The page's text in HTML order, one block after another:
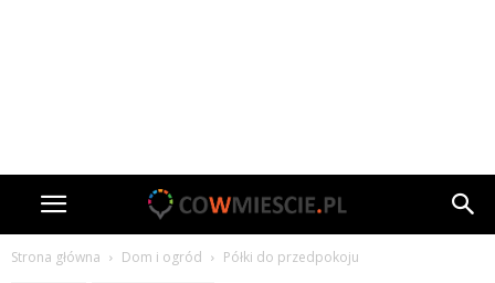
Strona główna Dom i ogród Półki do przedpokoju